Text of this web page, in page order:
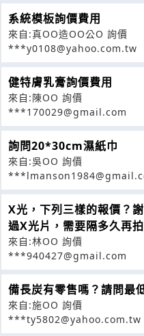
系統模板詢價費用
來自:真OO造OO公O 詢價
***y0108@yahoo.com.tw
健特膚乳膏詢價費用
來自:陳OO 詢價
***170029@gmail.com
詢問20*30cm濕紙巾
來自:吳OO 詢價
X光，下列三樣的報價？
過X光片，需要隔多久再
來自:林OO 詢價
***940427@gmail.com
備長炭有零售嗎？請問最
來自:施OO 詢價
***ty5802@yahoo.com.tw